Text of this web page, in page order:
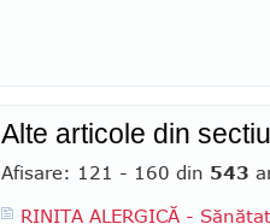
Alte articole din
Afisare: 121 - 160 din 543
RINITA ALERGICĂ -